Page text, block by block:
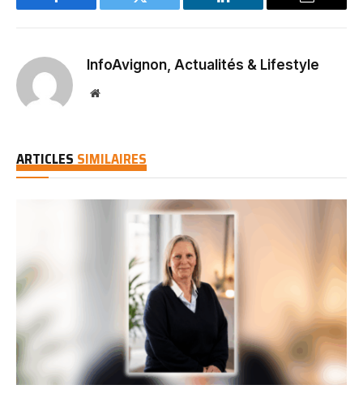
Facebook Twitter LinkedIn Email
InfoAvignon, Actualités & Lifestyle
Website
ARTICLES SIMILAIRES